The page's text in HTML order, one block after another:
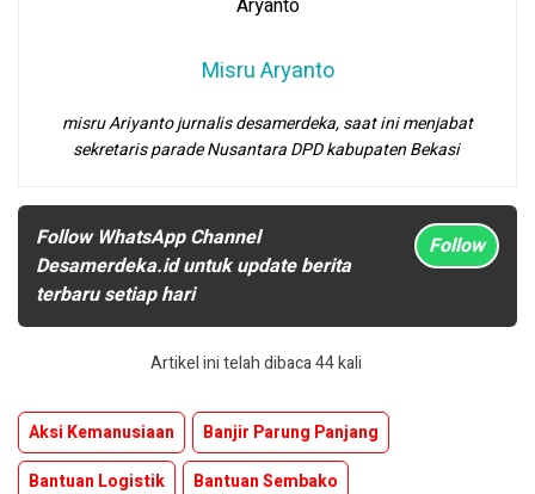
Misru Aryanto
misru Ariyanto jurnalis desamerdeka, saat ini menjabat
sekretaris parade Nusantara DPD kabupaten Bekasi
Follow WhatsApp Channel
Desamerdeka.id untuk update berita
terbaru setiap hari
Follow
Artikel ini telah dibaca 44 kali
Aksi Kemanusiaan
Banjir Parung Panjang
Bantuan Logistik
Bantuan Sembako